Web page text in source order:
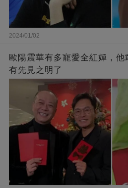
2024/01/02
歐陽震華有多寵愛全紅嬋，
有先見之明了